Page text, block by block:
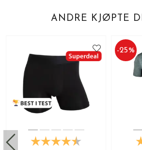
ANDRE KJØPTE
-25%